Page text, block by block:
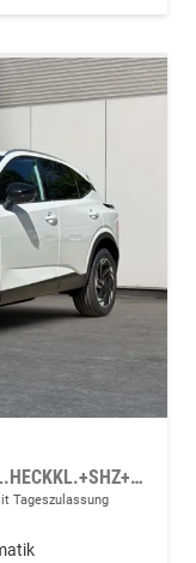
N-CONNECTA KAMERA+ACC+PDC+EL.HECKKL.+SHZ+LED
Tageszulassung